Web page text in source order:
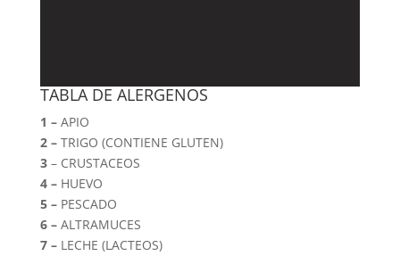
TABLA DE ALERGENOS
1 –APIO
2 –TRIGO (CONTIENE GLUTEN)
3– CRUSTACEOS
4 –HUEVO
5 –PESCADO
6 –ALTRAMUCES
7 –LECHE (LACTEOS)